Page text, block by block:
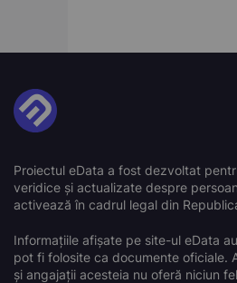
Proiectul eData a fost dezvoltat
veridice și actualizate despre
activează în cadrul legal din
Informațiile afișate pe site-ul eData
pot fi folosite ca documente oficiale.
și angajații acesteia nu oferă niciun